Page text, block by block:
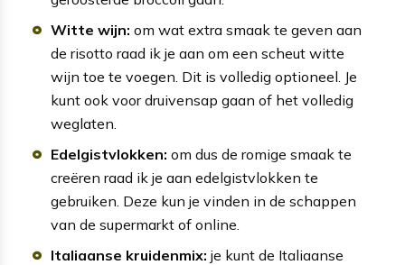
Witte wijn: om wat extra smaak te geven aan
de risotto raad ik je aan om een scheut witte
wijn toe te voegen. Dit is volledig optioneel. Je
kunt ook voor druivensap gaan of het volledig
weglaten.
Edelgistvlokken: om dus de romige smaak te
creëren raad ik je aan edelgistvlokken te
gebruiken. Deze kun je vinden in de schappen
van de supermarkt of online.
Italiaanse kruidenmix: je kunt de Italiaanse